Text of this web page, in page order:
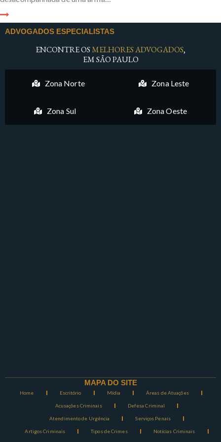
ADVOGADOS ESPECIALISTAS
ENCONTRE OSMELHORES ADVOGADOS,
EM SÃO PAULO
Zona Norte Zona Leste
Zona Sul Zona Oeste
MAPA DO SITE
Home Escritório Mídia Áreas de Atuações
Acusações Criminais Defesa Criminal
Atendimento de Urgência Serviços Penais
Artigos Criminais Tipos de Crimes Notícias Criminais